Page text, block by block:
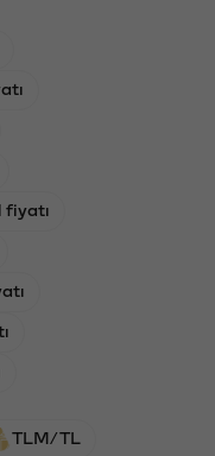
fiyatı
TLM/TL